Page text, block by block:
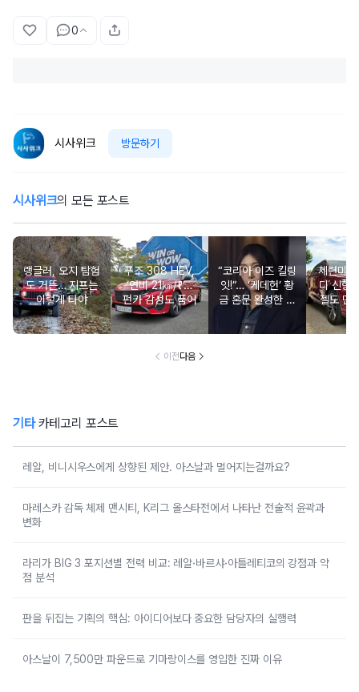
0
시사위크 방문하기
시사위크의 모든 포스트
랭글러, 오지 탐험
도 거뜬… 지프는
이렇게 타야
푸조 308 HEV,
‘연비 21㎞/ℓ’…
펀카 감성도 품어
“코리아 이즈 킬링
잇!”… ‘케데헌’ 황
금 혼문 완성한 이
재의 ‘K’ 자부심
세련미
디 신형
젤도 만
이전다음
기타카테고리 포스트
레알, 비니시우스에게 상향된 제안. 아스날과 멀어지는걸까요?
마레스카 감독 체제 맨시티, K리그 올스타전에서 나타난 전술적 윤곽과
변화
라리가 BIG 3 포지션별 전력 비교: 레알·바르샤·아틀레티코의 강점과 약
점 분석
판을 뒤집는 기획의 핵심: 아이디어보다 중요한 담당자의 실행력
아스날이 7,500만 파운드로 기마랑이스를 영입한 진짜 이유